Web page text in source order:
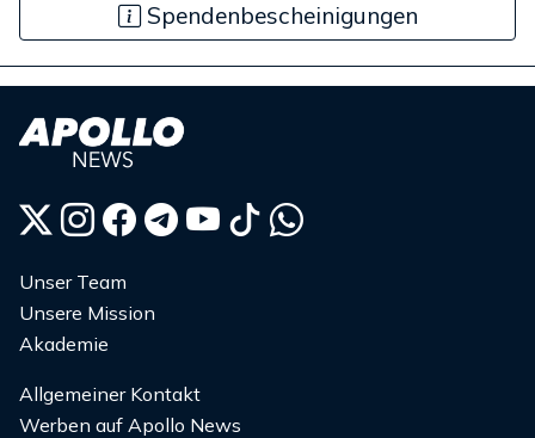
Spendenbescheinigungen
Unser Team
Unsere Mission
Akademie
Allgemeiner Kontakt
Werben auf Apollo News